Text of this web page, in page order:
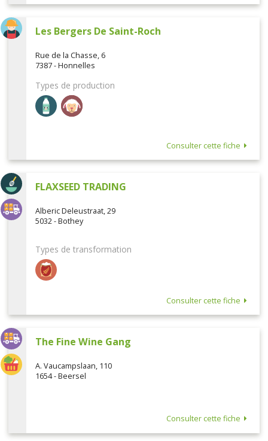
Les Bergers De Saint-Roch
Rue de la Chasse, 6
7387 - Honnelles
Types de production
Consulter cette fiche
FLAXSEED TRADING
Alberic Deleustraat, 29
5032 - Bothey
Types de transformation
Consulter cette fiche
The Fine Wine Gang
A. Vaucampslaan, 110
1654 - Beersel
Consulter cette fiche